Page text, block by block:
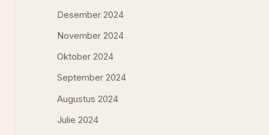
Desember 2024
November 2024
Oktober 2024
September 2024
Augustus 2024
Julie 2024